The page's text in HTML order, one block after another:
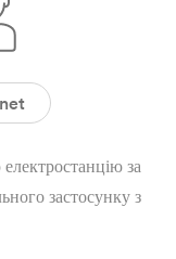
за
застосунку з